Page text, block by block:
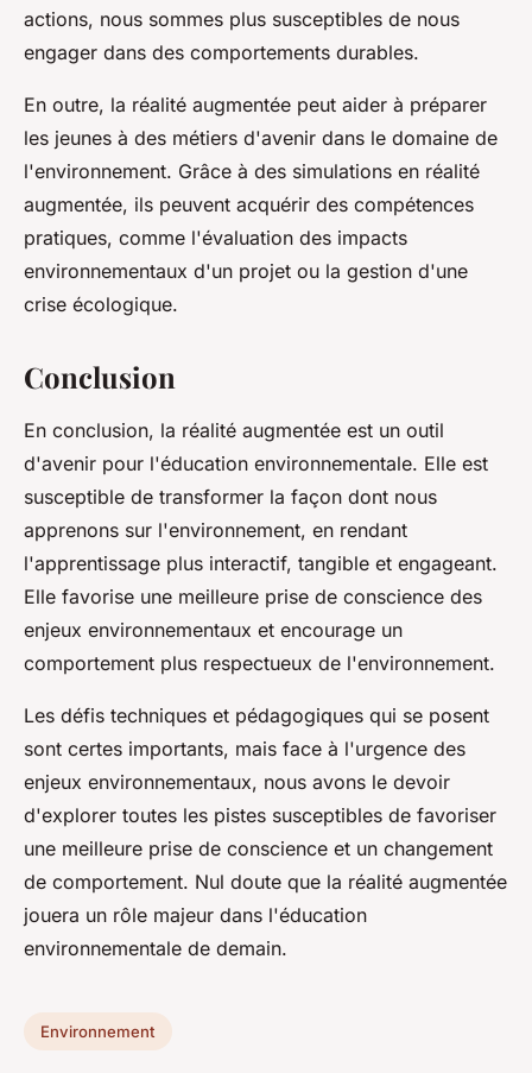
actions, nous sommes plus susceptibles de nous
engager dans des comportements durables.
En outre, la réalité augmentée peut aider à préparer
les jeunes à des métiers d'avenir dans le domaine de
l'environnement. Grâce à des simulations en réalité
augmentée, ils peuvent acquérir des compétences
pratiques, comme l'évaluation des impacts
environnementaux d'un projet ou la gestion d'une
crise écologique.
Conclusion
En conclusion, la réalité augmentée est un outil
d'avenir pour l'éducation environnementale. Elle est
susceptible de transformer la façon dont nous
apprenons sur l'environnement, en rendant
l'apprentissage plus interactif, tangible et engageant.
Elle favorise une meilleure prise de conscience des
enjeux environnementaux et encourage un
comportement plus respectueux de l'environnement.
Les défis techniques et pédagogiques qui se posent
sont certes importants, mais face à l'urgence des
enjeux environnementaux, nous avons le devoir
d'explorer toutes les pistes susceptibles de favoriser
une meilleure prise de conscience et un changement
de comportement. Nul doute que la réalité augmentée
jouera un rôle majeur dans l'éducation
environnementale de demain.
Environnement